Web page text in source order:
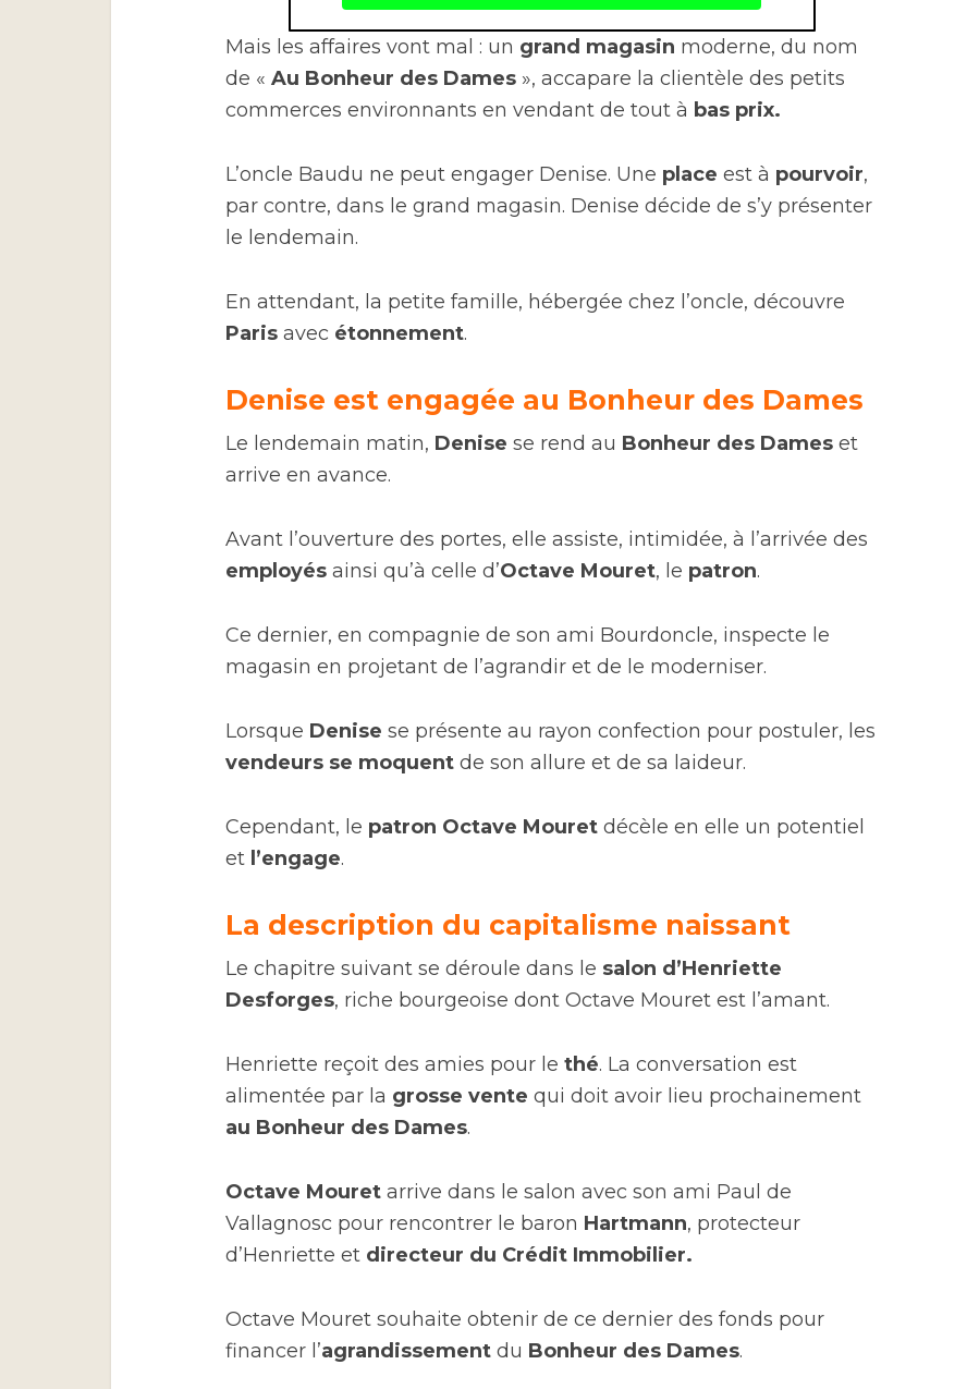
Mais les affaires vont mal : un grand magasin moderne, du nom
de « Au Bonheur des Dames », accapare la clientèle des petits
commerces environnants en vendant de tout à bas prix.
L’oncle Baudu ne peut engager Denise. Une place est à pourvoir,
par contre, dans le grand magasin. Denise décide de s’y présenter
le lendemain.
En attendant, la petite famille, hébergée chez l’oncle, découvre
Paris avec étonnement.
Denise est engagée au Bonheur des Dames
Le lendemain matin, Denise se rend au Bonheur des Dames et
arrive en avance.
Avant l’ouverture des portes, elle assiste, intimidée, à l’arrivée des
employés ainsi qu’à celle d’Octave Mouret, le patron.
Ce dernier, en compagnie de son ami Bourdoncle, inspecte le
magasin en projetant de l’agrandir et de le moderniser.
Lorsque Denise se présente au rayon confection pour postuler, les
vendeurs se moquent de son allure et de sa laideur.
Cependant, le patron Octave Mouret décèle en elle un potentiel
et l’engage.
La description du capitalisme naissant
Le chapitre suivant se déroule dans le salon d’Henriette
Desforges, riche bourgeoise dont Octave Mouret est l’amant.
Henriette reçoit des amies pour le thé. La conversation est
alimentée par la grosse vente qui doit avoir lieu prochainement
au Bonheur des Dames.
Octave Mouret arrive dans le salon avec son ami Paul de
Vallagnosc pour rencontrer le baron Hartmann, protecteur
d’Henriette et directeur du Crédit Immobilier.
Octave Mouret souhaite obtenir de ce dernier des fonds pour
financer l’agrandissement du Bonheur des Dames.